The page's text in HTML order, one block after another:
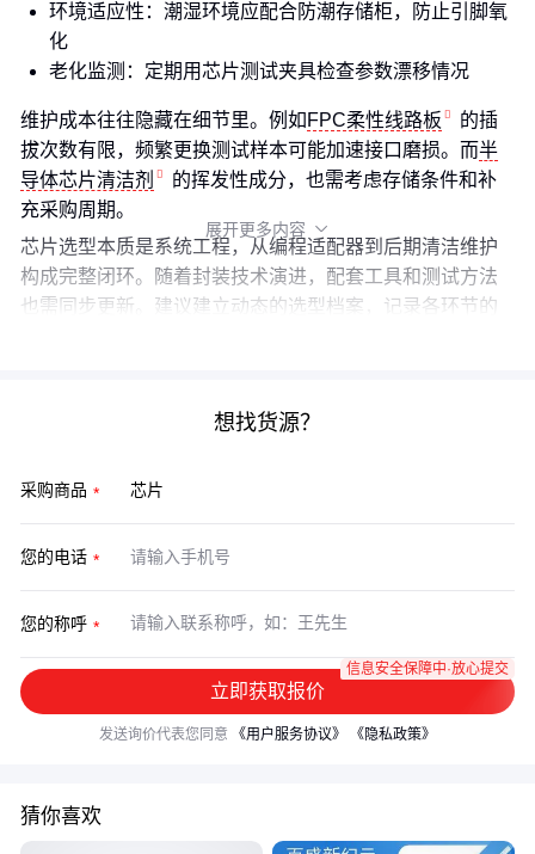
环境适应性：潮湿环境应配合防潮存储柜，防止引脚氧
化
老化监测：定期用芯片测试夹具检查参数漂移情况
维护成本往往隐藏在细节里。例如 FPC柔性线路板
的插
拔次数有限，频繁更换测试样本可能加速接口磨损。而半
导体芯片清洁剂
的挥发性成分，也需考虑存储条件和补
充采购周期。
芯片选型本质是系统工程，从编程适配器到后期清洁维护
构成完整闭环。随着封装技术演进，配套工具和测试方法
也需同步更新。建议建立动态的选型档案，记录各环节的
展开更多内容 
想找货源？
采购商品
您的电话
您的称呼
立即获取报价
信息安全保障中·放心提交
发送询价代表您同意 《用户服务协议》 《隐私政策》
猜你喜欢